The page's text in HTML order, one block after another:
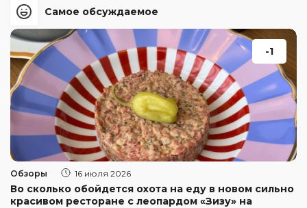
Самое обсуждаемое
-1
Обзоры 16 июля 2026
Во сколько обойдется охота на еду в новом сильно
красивом ресторане с леопардом «Зизу» на